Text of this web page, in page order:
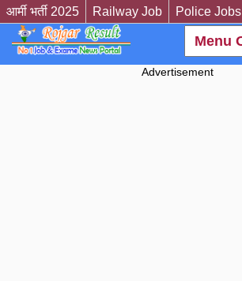
आर्मी भर्ती 2025 Railway Job Police Jobs
Advertisement